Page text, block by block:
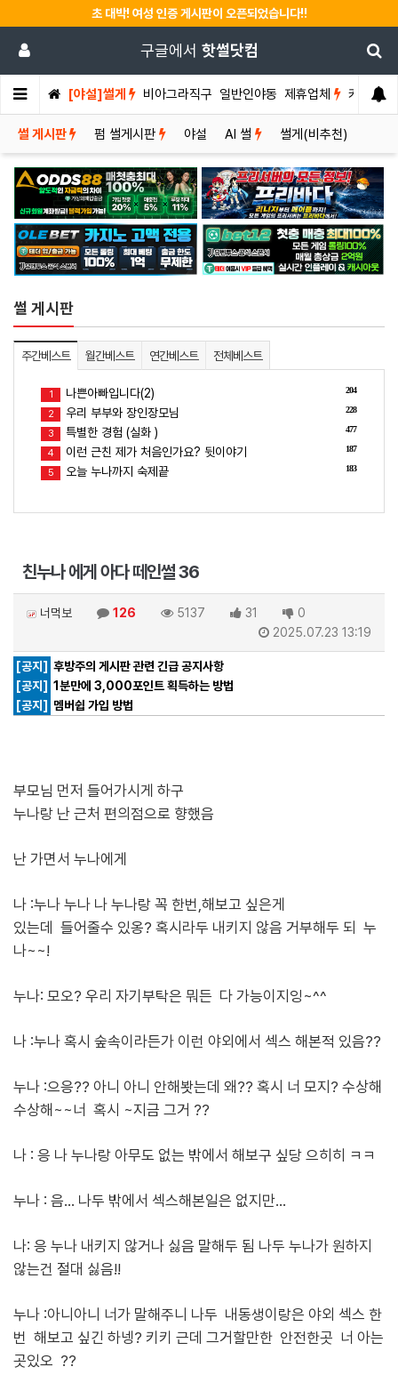
초 대박! 여성 인증 게시판이 오픈되었습니다!!
구글에서 핫썰닷컴
[야설]썰게 비아그라직구 일반인야동 제휴업체 커뮤니티
썰 게시판 펌 썰게시판 야설 AI 썰 썰게(비추천)
썰 게시판
주간베스트 월간베스트 연간베스트 전체베스트
204
1 나쁜아빠입니다(2)
228
2 우리 부부와 장인장모님
477
3 특별한 경험 (실화 )
187
4 이런 근친 제가 처음인가요? 뒷이야기
183
5 오늘 누나까지 숙제끝
친누나 에게 아다 떼인썰 36
너먹보 126 5137 31
0
2025.07.23 13:19
[공지] 후방주의 게시판 관련 긴급 공지사항
[공지] 1분만에 3,000포인트 획득하는 방법
[공지]
멤버쉽 가입 방법
부모님 먼저 들어가시게 하구
누나랑 난 근처 편의점으로 향했음
난 가면서 누나에게
나 :누나 누나 나 누나랑 꼭 한번,해보고 싶은게
있는데 들어줄수 있옹? 혹시라두 내키지 않음 거부해두 되 누
나~~!
누나: 모오? 우리 자기부탁은 뭐든 다 가능이지잉~^^
나 :누나 혹시 숲속이라든가 이런 야외에서 섹스 해본적 있음??
누나 :으응?? 아니 아니 안해봣는데 왜?? 혹시 너 모지? 수상해
수상해~~너 혹시 ~지금 그거 ??
나 : 응 나 누나랑 아무도 없는 밖에서 해보구 싶당 으히히 ㅋㅋ
누나 : 음... 나두 밖에서 섹스해본일은 없지만...
나: 응 누나 내키지 않거나 싫음 말해두 됨 나두 누나가 원하지
않는건 절대 싫음!!
누나 :아니아니 너가 말해주니 나두 내동생이랑은 야외 섹스 한
번 해보고 싶긴 하넹? 키키 근데 그거할만한 안전한곳 너 아는
곳있오 ??